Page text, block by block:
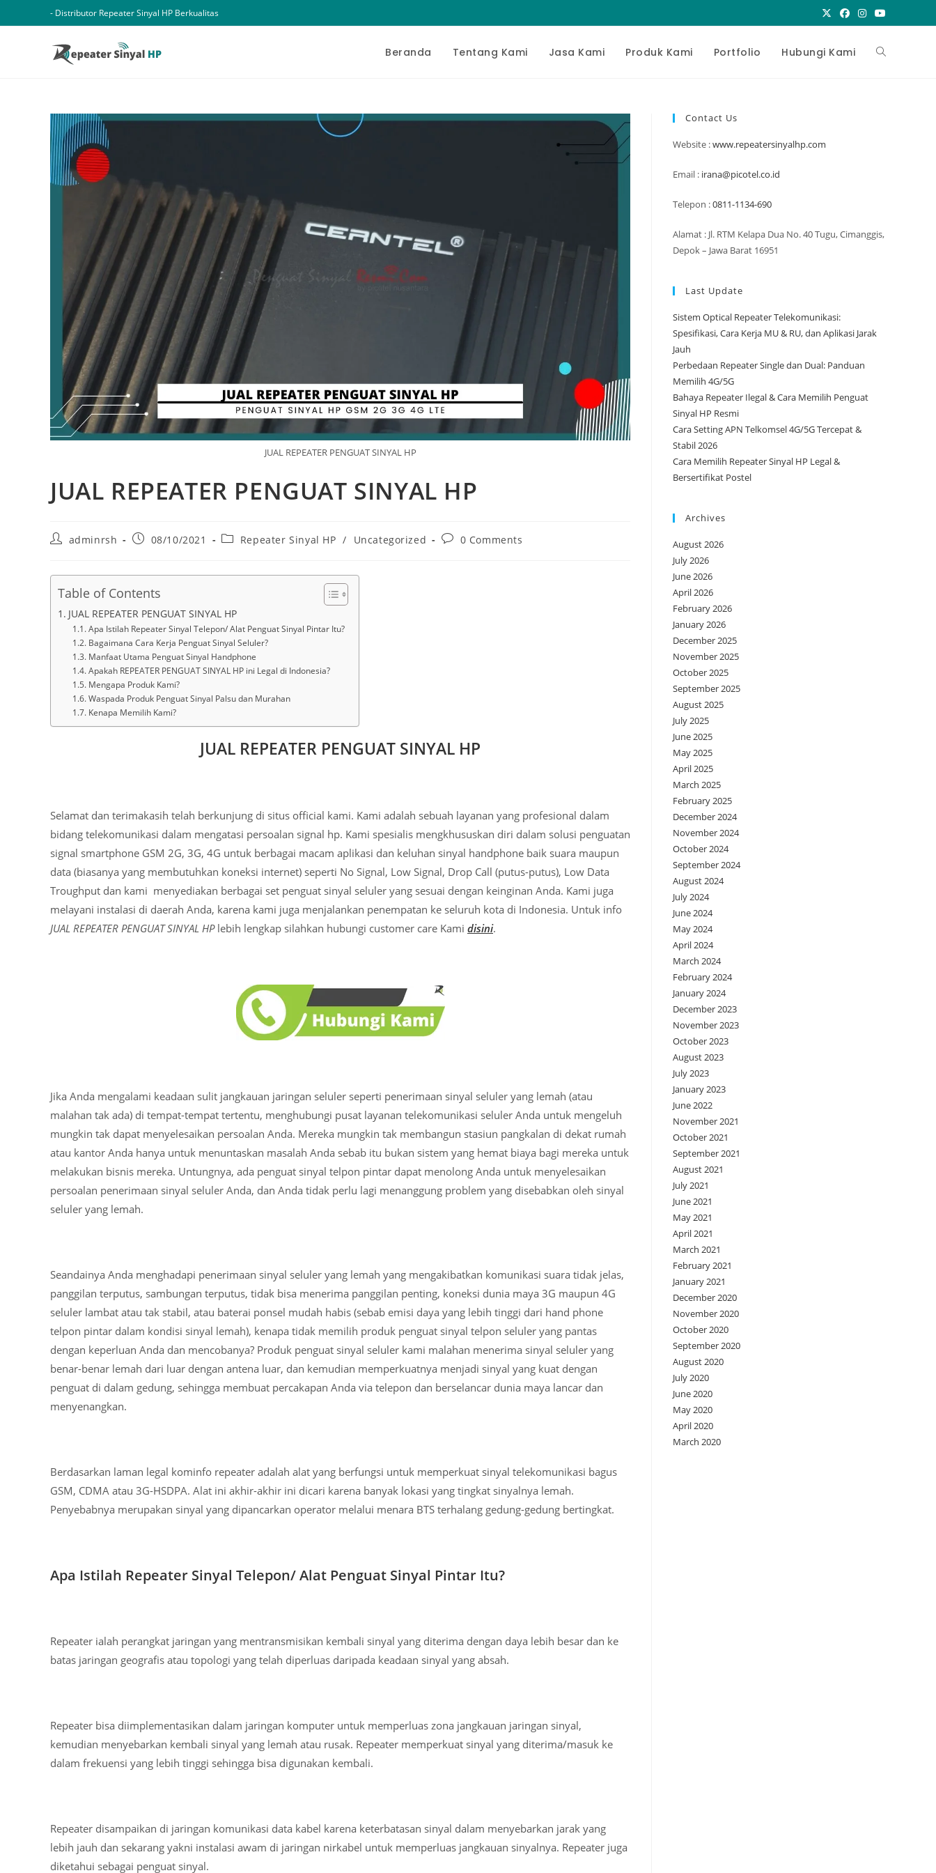
to
- Distributor Repeater Sinyal HP Berkualitas
Beranda Tentang Kami Jasa Kami Produk Kami Portfolio Hubungi Kami Toggle
JUAL REPEATER PENGUAT SINYAL HP
JUAL REPEATER PENGUAT SINYAL HP
Postadminrsh
Post08/10/2021
PostRepeater Sinyal HP / Uncategorized
Post0 Comments
Table of Contents
JUAL REPEATER PENGUAT SINYAL HP
Apa Istilah Repeater Sinyal Telepon/ Alat Penguat Sinyal Pintar Itu?
Bagaimana Cara Kerja Penguat Sinyal Seluler?
Manfaat Utama Penguat Sinyal Handphone
Apakah REPEATER PENGUAT SINYAL HP ini Legal di Indonesia?
Mengapa Produk Kami?
Waspada Produk Penguat Sinyal Palsu dan Murahan
Kenapa Memilih Kami?
JUAL REPEATER PENGUAT SINYAL HP
Selamat dan terimakasih telah berkunjung di situs official kami. Kami adalah sebuah layanan yang profesional dalam
bidang telekomunikasi dalam mengatasi persoalan signal hp. Kami spesialis mengkhususkan diri dalam solusi penguatan
signal smartphone GSM 2G, 3G, 4G untuk berbagai macam aplikasi dan keluhan sinyal handphone baik suara maupun
data (biasanya yang membutuhkan koneksi internet) seperti No Signal, Low Signal, Drop Call (putus-putus), Low Data
Troughput dan kami menyediakan berbagai set penguat sinyal seluler yang sesuai dengan keinginan Anda. Kami juga
melayani instalasi di daerah Anda, karena kami juga menjalankan penempatan ke seluruh kota di Indonesia. Untuk info
JUAL REPEATER PENGUAT SINYAL HPlebih lengkap silahkan hubungi customer care Kami disini.
Jika Anda mengalami keadaan sulit jangkauan jaringan seluler seperti penerimaan sinyal seluler yang lemah (atau
malahan tak ada) di tempat-tempat tertentu, menghubungi pusat layanan telekomunikasi seluler Anda untuk mengeluh
mungkin tak dapat menyelesaikan persoalan Anda. Mereka mungkin tak membangun stasiun pangkalan di dekat rumah
atau kantor Anda hanya untuk menuntaskan masalah Anda sebab itu bukan sistem yang hemat biaya bagi mereka untuk
melakukan bisnis mereka. Untungnya, ada penguat sinyal telpon pintar dapat menolong Anda untuk menyelesaikan
persoalan penerimaan sinyal seluler Anda, dan Anda tidak perlu lagi menanggung problem yang disebabkan oleh sinyal
seluler yang lemah.
Seandainya Anda menghadapi penerimaan sinyal seluler yang lemah yang mengakibatkan komunikasi suara tidak jelas,
panggilan terputus, sambungan terputus, tidak bisa menerima panggilan penting, koneksi dunia maya 3G maupun 4G
seluler lambat atau tak stabil, atau baterai ponsel mudah habis (sebab emisi daya yang lebih tinggi dari hand phone
telpon pintar dalam kondisi sinyal lemah), kenapa tidak memilih produk penguat sinyal telpon seluler yang pantas
dengan keperluan Anda dan mencobanya? Produk penguat sinyal seluler kami malahan menerima sinyal seluler yang
benar-benar lemah dari luar dengan antena luar, dan kemudian memperkuatnya menjadi sinyal yang kuat dengan
penguat di dalam gedung, sehingga membuat percakapan Anda via telepon dan berselancar dunia maya lancar dan
menyenangkan.
Berdasarkan laman legal kominfo repeater adalah alat yang berfungsi untuk memperkuat sinyal telekomunikasi bagus
GSM, CDMA atau 3G-HSDPA. Alat ini akhir-akhir ini dicari karena banyak lokasi yang tingkat sinyalnya lemah.
Penyebabnya merupakan sinyal yang dipancarkan operator melalui menara BTS terhalang gedung-gedung bertingkat.
Apa Istilah Repeater Sinyal Telepon/ Alat Penguat Sinyal Pintar Itu?
Repeater ialah perangkat jaringan yang mentransmisikan kembali sinyal yang diterima dengan daya lebih besar dan ke
batas jaringan geografis atau topologi yang telah diperluas daripada keadaan sinyal yang absah.
Repeater bisa diimplementasikan dalam jaringan komputer untuk memperluas zona jangkauan jaringan sinyal,
kemudian menyebarkan kembali sinyal yang lemah atau rusak. Repeater memperkuat sinyal yang diterima/masuk ke
dalam frekuensi yang lebih tinggi sehingga bisa digunakan kembali.
Repeater disampaikan di jaringan komunikasi data kabel karena keterbatasan sinyal dalam menyebarkan jarak yang
lebih jauh dan sekarang yakni instalasi awam di jaringan nirkabel untuk memperluas jangkauan sinyalnya. Repeater juga
diketahui sebagai penguat sinyal.
Contact Us
Website :www.repeatersinyalhp.com
Email : irana@picotel.co.id
Telepon :0811-1134-690
Alamat : Jl. RTM Kelapa Dua No. 40 Tugu, Cimanggis,
Depok – Jawa Barat 16951
Last Update
Sistem Optical Repeater Telekomunikasi:
Spesifikasi, Cara Kerja MU & RU, dan Aplikasi Jarak
Jauh
Perbedaan Repeater Single dan Dual: Panduan
Memilih 4G/5G
Bahaya Repeater Ilegal & Cara Memilih Penguat
Sinyal HP Resmi
Cara Setting APN Telkomsel 4G/5G Tercepat &
Stabil 2026
Cara Memilih Repeater Sinyal HP Legal &
Bersertifikat Postel
Archives
August 2026
July 2026
June 2026
April 2026
February 2026
January 2026
December 2025
November 2025
October 2025
September 2025
August 2025
July 2025
June 2025
May 2025
April 2025
March 2025
February 2025
December 2024
November 2024
October 2024
September 2024
August 2024
July 2024
June 2024
May 2024
April 2024
March 2024
February 2024
January 2024
December 2023
November 2023
October 2023
August 2023
July 2023
January 2023
June 2022
November 2021
October 2021
September 2021
August 2021
July 2021
June 2021
May 2021
April 2021
March 2021
February 2021
January 2021
December 2020
November 2020
October 2020
September 2020
August 2020
July 2020
June 2020
May 2020
April 2020
March 2020